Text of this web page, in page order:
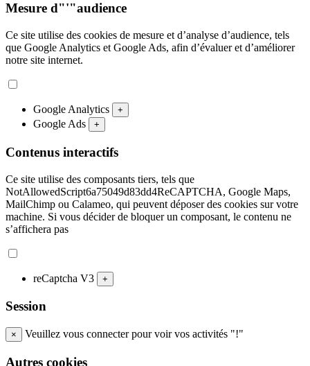
Mesure d"'"audience
Ce site utilise des cookies de mesure et d’analyse d’audience, tels
que Google Analytics et Google Ads, afin d’évaluer et d’améliorer
notre site internet.
Google Analytics +
Google Ads +
Contenus interactifs
Ce site utilise des composants tiers, tels que
NotAllowedScript6a75049d83dd4ReCAPTCHA, Google Maps,
MailChimp ou Calameo, qui peuvent déposer des cookies sur votre
machine. Si vous décider de bloquer un composant, le contenu ne
s’affichera pas
reCaptcha V3 +
Session
× Veuillez vous connecter pour voir vos activités "!"
Autres cookies